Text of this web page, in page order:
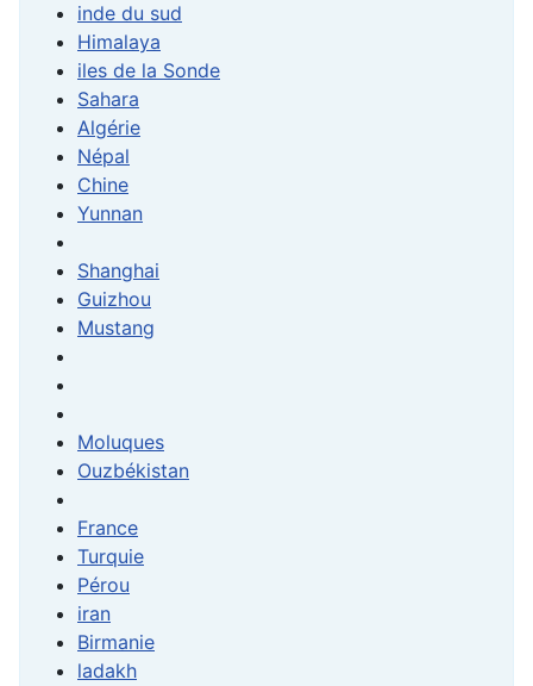
inde du sud
Himalaya
iles de la Sonde
Sahara
Algérie
Népal
Chine
Yunnan
Shanghai
Guizhou
Mustang
Moluques
Ouzbékistan
France
Turquie
Pérou
iran
Birmanie
ladakh